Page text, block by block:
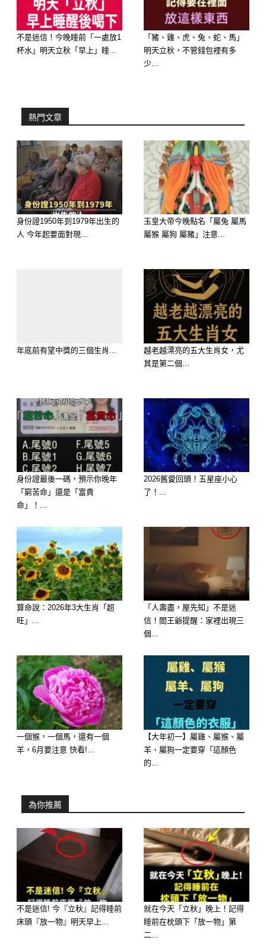
合的情節、甚至把對方的絕情美化成迫
不得已」的神蹟。「妳一踏實，橫財就
手」。他不是醒不來，而是發生了「自
我催眠、不願醒來」的大事，寧可在虛
實！
🥉 第三名：屬【天蠍座】—— 靈魂烙
印，發生「愛恨交織、執念化繭」的大
事
執念感應：天蠍座的愛是炙熱的火、極
致的痛。在 2026 丙午火年，他的情感
磁場具有極強的破壞力與黏著度。
大師解析：「妳一沉穩，磁場就定」。
天蠍座轉身時看似狠辣，但內心卻發生
「元神被仇恨與愛意雙重折磨」的神
蹟。「妳一清透，視野就開」。他會發
生「用冷酷的外表掩飾內心瘋狂的想
他的不醒悟，是因為他的驕傲不允許他
承認自己輸得一塌糊塗！
🏅 第四名：屬【金牛座】—— 慣性沉
重，發生「情感滯後、走不出習慣」的
大事
執念感應：金牛座習慣了一個人，就不
想再改變。分手對他而言，是整個人生
軌道的崩塌。
大師解析：「妳一閃亮，金庫就開」。
金牛座的傷痛往往在分手三個月、甚至
半年後才真正爆發，發生「後勁十足、
痛徹心扉」的神蹟。「妳一整潔，福氣
就到」。他無法適應沒有對方的生活習
慣，會發生「在日常的柴米油鹽中突然
落淚、默默在原地等待多年」的大事，
執拗得令人唏噓！
延伸閱讀———————
歡迎來下水道觀看更多都市傳說👉
不是迷信！今晚睡前「一處放1
杯水」明天立秋「早上」睡...
「豬、雞、虎、兔、蛇、馬」
明天立秋，不管錢包裡有多
少...
熱門文章
身份證1950年到1979年出生的
人 今年起要面對現...
玉皇大帝今晚點名「屬兔 屬馬
屬猴 屬狗 屬豬」注意...
年底前有望中獎的三個生肖...
越老越漂亮的五大生肖女，尤
其是第二個...
身份證最後一碼，預示你晚年
「窮苦命」還是「富貴
命」！...
2026舊愛回頭！五星座小心
了！...
算命說：2026年3大生肖「超
旺」...
「人壽盡，屋先知」不是迷
信！閻王爺提醒：家裡出現三
個...
一個猴，一個馬，還有一個
羊，6月要注意 快看!...
【大年初一】屬雞、屬猴、屬
羊、屬狗一定要穿「這顏色
的...
為你推薦
不是迷信! 今『立秋』記得睡前
床頭『放一物』明天早上...
就在今天「立秋」晚上！記得
睡前在枕頭下「放一物」第
二...